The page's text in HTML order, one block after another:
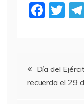
F
b
o
T
de
Día del
recuerda el 29